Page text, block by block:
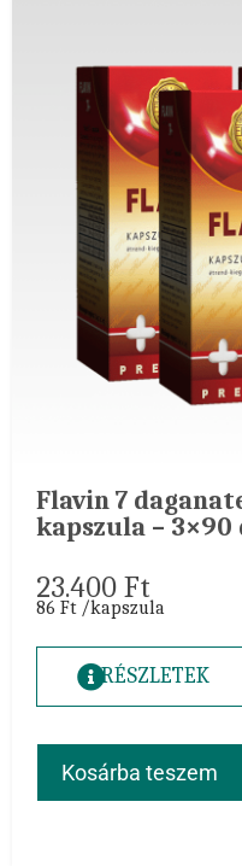
Flavin 7
kapszula – 3×90
23.400 Ft
86 Ft /kapszula
RÉSZLETEK
Kosárba teszem